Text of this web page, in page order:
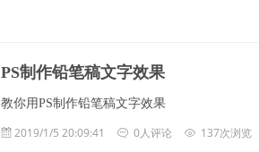
PS制作铅笔稿文字效果
教你用PS制作铅笔稿文字效果
2019/1/5 20:09:41 0人评论 137次浏览